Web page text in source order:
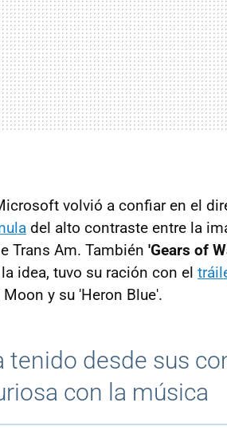
volvió a confiar en el
del alto contraste entre la
Trans Am. También 'Gears of
idea, tuvo su ración con el
y su 'Heron Blue'.
tenido desde sus
con la música